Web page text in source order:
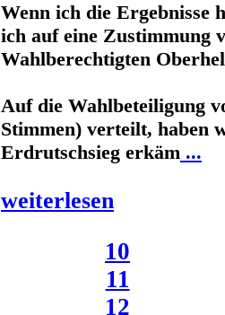
Wenn ich die Ergebnisse
ich auf eine Zustimmung
Wahlberechtigten
Auf die Wahlbeteiligung
Stimmen) verteilt, haben
Erdrutschsieg erkäm ...
weiterlesen
10
11
12